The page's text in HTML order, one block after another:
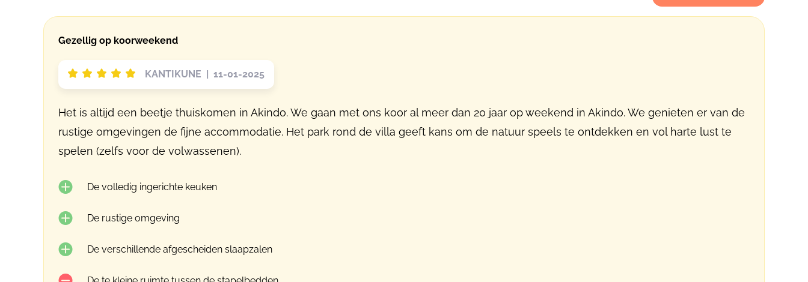
Gezellig op koorweekend
KANTIKUNE | 11-01-2025
Het is altijd een beetje thuiskomen in Akindo. We gaan met ons koor al meer dan 20 jaar op weekend in Akindo. We genieten er van de
rustige omgevingen de fijne accommodatie. Het park rond de villa geeft kans om de natuur speels te ontdekken en vol harte lust te
spelen (zelfs voor de volwassenen).
De volledig ingerichte keuken
De rustige omgeving
De verschillende afgescheiden slaapzalen